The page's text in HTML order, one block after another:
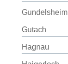
Gundelsheim
Gutach
Hagnau